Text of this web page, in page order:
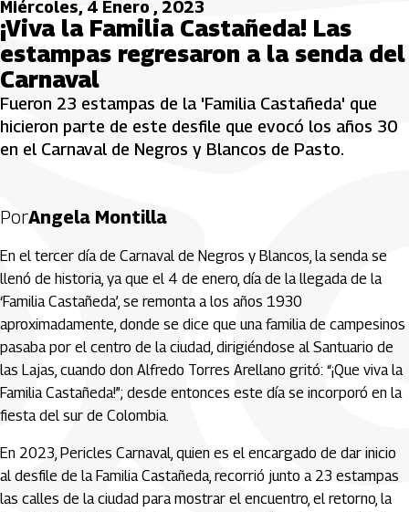
Miércoles, 4 Enero , 2023
¡Viva la Familia Castañeda! Las
estampas regresaron a la senda del
Carnaval
Fueron 23 estampas de la 'Familia Castañeda' que
hicieron parte de este desfile que evocó los años 30
en el Carnaval de Negros y Blancos de Pasto.
PorAngela Montilla
En el tercer día de Carnaval de Negros y Blancos, la senda se
llenó de historia, ya que el 4 de enero, día de la llegada de la
‘Familia Castañeda’, se remonta a los años 1930
aproximadamente, donde se dice que una familia de campesinos
pasaba por el centro de la ciudad, dirigiéndose al Santuario de
las Lajas, cuando don Alfredo Torres Arellano gritó: “¡Que viva la
Familia Castañeda!”; desde entonces este día se incorporó en la
fiesta del sur de Colombia.
En 2023, Pericles Carnaval, quien es el encargado de dar inicio
al desfile de la Familia Castañeda, recorrió junto a 23 estampas
las calles de la ciudad para mostrar el encuentro, el retorno, la